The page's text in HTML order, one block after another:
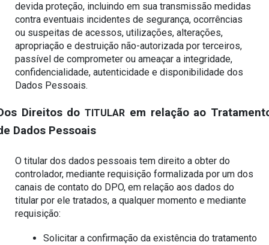
devida proteção, incluindo em sua transmissão medidas
contra eventuais incidentes de segurança, ocorrências
ou suspeitas de acessos, utilizações, alterações,
apropriação e destruição não-autorizada por terceiros,
passível de comprometer ou ameaçar a integridade,
confidencialidade, autenticidade e disponibilidade dos
Dados Pessoais.
Direitos do TITULAR em relação ao
Dados Pessoais
O titular dos dados pessoais tem direito a obter do
controlador, mediante requisição formalizada por um dos
canais de contato do DPO, em relação aos dados do
titular por ele tratados, a qualquer momento e mediante
requisição:
Solicitar a confirmação da existência do tratamento